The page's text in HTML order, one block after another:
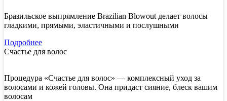
Бразильское выпрямление Brazilian Blowout делает волосы
гладкими, прямыми, эластичными и послушными
Подробнее
Счастье для волос
Процедура «Счастье для волос» — комплексный уход за
волосами и кожей головы. Она придаст сияние, блеск вашим
волосам